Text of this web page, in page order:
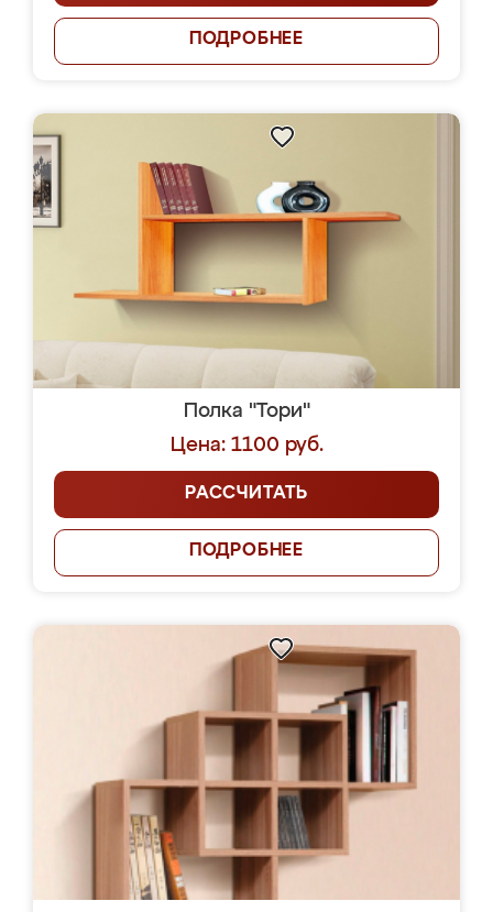
ПОДРОБНЕЕ
Полка "Тори"
Цена: 1100 руб.
РАССЧИТАТЬ
ПОДРОБНЕЕ